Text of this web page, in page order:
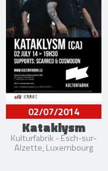
02/07/2014
Kataklysm
Kulturfabrik - Esch-sur-
Alzette, Luxembourg